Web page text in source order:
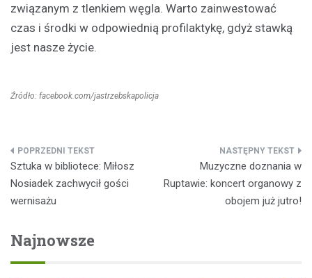
związanym z tlenkiem węgla. Warto zainwestować
czas i środki w odpowiednią profilaktykę, gdyż stawką
jest nasze życie.
Źródło: facebook.com/jastrzebskapolicja
Nawigacja
wpisu
Sztuka w bibliotece: Miłosz
Nosiadek zachwycił gości
wernisażu
Muzyczne doznania w
Ruptawie: koncert organowy z
obojem już jutro!
Najnowsze